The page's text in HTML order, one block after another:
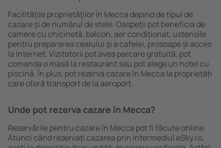
Facilitățile proprietăţilor în Mecca depind de tipul de
cazare și de numărul de stele. Oaspeții pot beneficia de
camere cu chicinetă, balcon, aer condiționat, ustensile
pentru prepararea ceaiului şi a cafelei, prosoape și acces
la internet. Vizitatorii pot avea parcare gratuită, pot
comanda o masă la restaurant sau pot alege un hotel cu
piscină. În plus, pot rezerva cazare în Mecca la proprietăți
care oferă transport de la aeroport.
Unde pot rezerva cazare în Mecca?
Rezervările pentru cazare în Mecca pot fi făcute online.
Atunci când rezervați cazarea prin intermediul eSky.ro,